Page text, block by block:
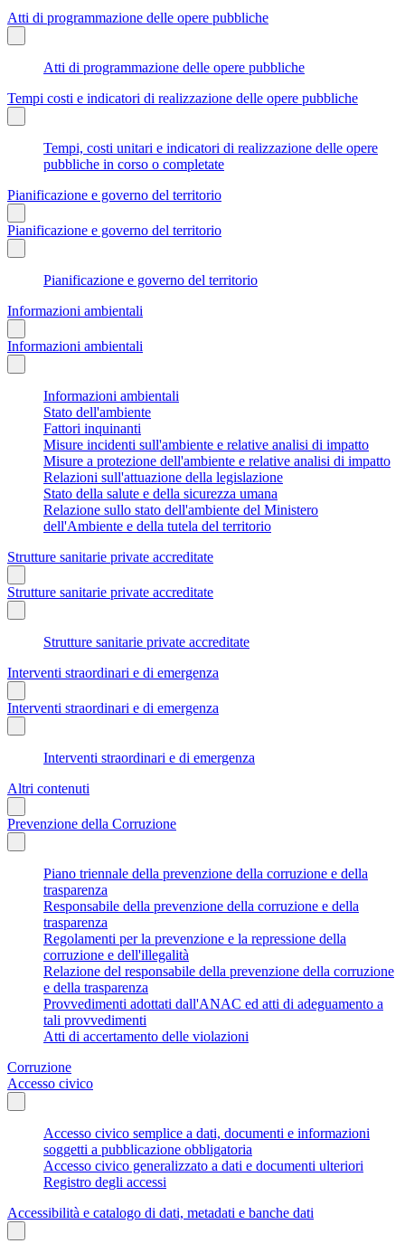
Atti di programmazione delle opere pubbliche
Atti di programmazione delle opere pubbliche
Tempi costi e indicatori di realizzazione delle opere pubbliche
Tempi, costi unitari e indicatori di realizzazione delle opere
pubbliche in corso o completate
Pianificazione e governo del territorio
Pianificazione e governo del territorio
Pianificazione e governo del territorio
Informazioni ambientali
Informazioni ambientali
Informazioni ambientali
Stato dell'ambiente
Fattori inquinanti
Misure incidenti sull'ambiente e relative analisi di impatto
Misure a protezione dell'ambiente e relative analisi di impatto
Relazioni sull'attuazione della legislazione
Stato della salute e della sicurezza umana
Relazione sullo stato dell'ambiente del Ministero
dell'Ambiente e della tutela del territorio
Strutture sanitarie private accreditate
Strutture sanitarie private accreditate
Strutture sanitarie private accreditate
Interventi straordinari e di emergenza
Interventi straordinari e di emergenza
Interventi straordinari e di emergenza
Altri contenuti
Prevenzione della Corruzione
Piano triennale della prevenzione della corruzione e della
trasparenza
Responsabile della prevenzione della corruzione e della
trasparenza
Regolamenti per la prevenzione e la repressione della
corruzione e dell'illegalità
Relazione del responsabile della prevenzione della corruzione
e della trasparenza
Provvedimenti adottati dall'ANAC ed atti di adeguamento a
tali provvedimenti
Atti di accertamento delle violazioni
Corruzione
Accesso civico
Accesso civico semplice a dati, documenti e informazioni
soggetti a pubblicazione obbligatoria
Accesso civico generalizzato a dati e documenti ulteriori
Registro degli accessi
Accessibilità e catalogo di dati, metadati e banche dati